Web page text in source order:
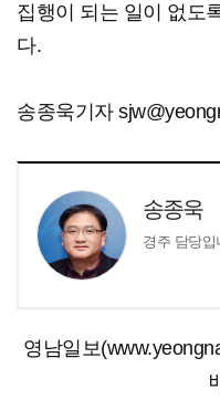
집행이 되는 일이 없도
다.
송종욱기자
송종욱
경주 담당입
영남일보